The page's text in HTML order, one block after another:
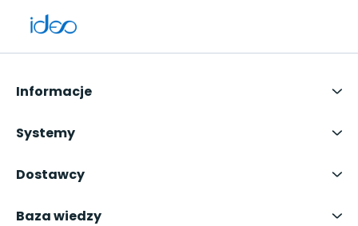
Informacje
Systemy
Dostawcy
Baza wiedzy